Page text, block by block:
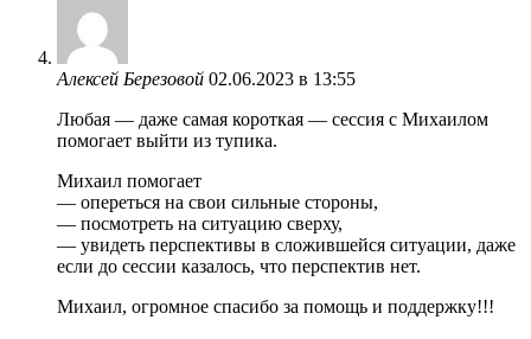
Алексей Березовой 02.06.2023 в 13:55
Любая — даже самая короткая — сессия с Михаилом
помогает выйти из тупика.
Михаил помогает
— опереться на свои сильные стороны,
— посмотреть на ситуацию сверху,
— увидеть перспективы в сложившейся ситуации, даже
если до сессии казалось, что перспектив нет.
Михаил, огромное спасибо за помощь и поддержку!!!